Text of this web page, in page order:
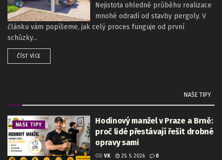
Nejistota ohledně průběhu realizace
mnohé odradí od stavby pergoly. V
článku vám popíšeme, jak celý proces funguje od první
schůzky...
ČÍST VÍCE
NAŠE TIPY
NAŠE TIPY
Hodinový manžel v Praze a Brně:
proč lidé přestávají řešit drobné
opravy sami
OD VK 25. 5. 2026 0